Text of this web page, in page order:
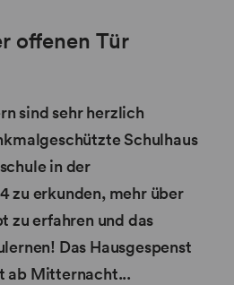
offenen Tür
sind sehr herzlich
Schulhaus
in der
zu erkunden, mehr über
zu erfahren und das
Das Hausgespenst
ab Mitternacht...